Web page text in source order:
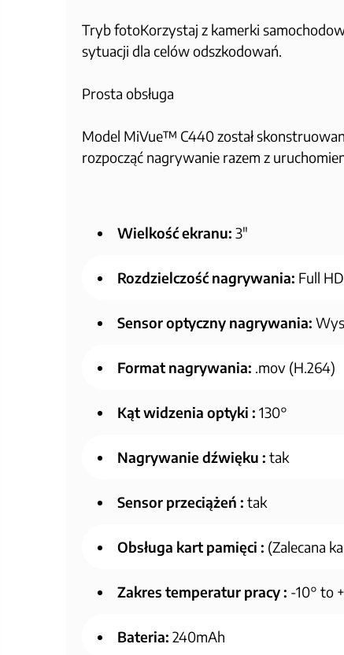
Tryb fotoKorzystaj z kamerki
sytuacji dla celów odszkodowań.
Prosta obsługa
Model MiVue™ C440 został
rozpocząć nagrywanie razem z
Wielkość ekranu: 3"
Rozdzielczość nagrywania: Full
Sensor optyczny nagrywania:
Format nagrywania: .mov (H.264)
Kąt widzenia optyki : 130°
Nagrywanie dźwięku : tak
Sensor przeciążeń : tak
Obsługa kart pamięci : (Zalecana
Zakres temperatur pracy : -10° to
Bateria: 240mAh